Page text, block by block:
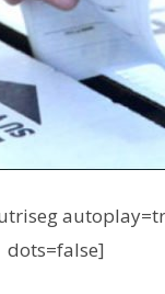
dots=false]